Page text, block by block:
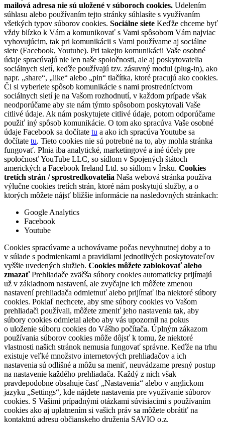
mailová adresa nie sú uložené v súboroch cookies. Udelením
súhlasu alebo používaním tejto stránky súhlasíte s využívaním
všetkých typov súborov cookies. Sociálne siete Keďže chceme byť
vždy blízko k Vám a komunikovať s Vami spôsobom Vám najviac
vyhovujúcim, tak pri komunikácii s Vami používame aj sociálne
siete (Facebook, Youtube). Pri takejto komunikácii Vaše osobné
údaje spracúvajú nie len naše spoločnosti, ale aj poskytovatelia
sociálnych sietí, keďže používajú tzv. zásuvný modul (plug-in), ako
napr. „share“, „like“ alebo „pin“ tlačítka, ktoré pracujú ako cookies.
Či si vyberiete spôsob komunikácie s nami prostredníctvom
sociálnych sietí je na Vašom rozhodnutí, v každom prípade však
neodporúčame aby ste nám týmto spôsobom poskytovali Vaše
citlivé údaje. Ak nám poskytujete citlivé údaje, potom odporúčame
použiť iný spôsob komunikácie. O tom ako spracúva Vaše osobné
údaje Facebook sa dočítate tu a ako ich spracúva Youtube sa
dočítate tu. Tieto cookies nie sú potrebné na to, aby mohla stránka
fungovať. Plnia iba analytické, marketingové a iné účely pre
spoločnosť YouTube LLC, so sídlom v Spojených štátoch
amerických a Facebook Ireland Ltd. so sídlom v Írsku. Cookies
tretích strán / sprostredkovatelia Naša webová stránka používa
výlučne cookies tretích strán, ktoré nám poskytujú služby, a o
ktorých môžete nájsť bližšie informácie na nasledovných stránkach:
Google Analytics
Facebook
Youtube
Cookies spracúvame a uchovávame počas nevyhnutnej doby a to
v súlade s podmienkami a pravidlami jednotlivých poskytovateľov
vyššie uvedených služieb. Cookies môžete zablokovať alebo
zmazaťPrehliadače zväčša súbory cookies automaticky prijímajú
už v základnom nastavení, ale zvyčajne ich môžete zmenou
nastavení prehliadača odmietnuť alebo prijímať iba niektoré súbory
cookies. Pokiaľ nechcete, aby sme súbory cookies vo Vašom
prehliadači používali, môžete zmeniť jeho nastavenia tak, aby
súbory cookies odmietal alebo aby vás upozornil na pokus
o uloženie súboru cookies do Vášho počítača. Úplným zákazom
používania súborov cookies môže dôjsť k tomu, že niektoré
vlastnosti našich stránok nemusia fungovať správne. Keďže na trhu
existuje veľké množstvo internetových prehliadačov a ich
nastavenia sú odlišné a môžu sa meniť, neuvádzame presný postup
na nastavenie každého prehliadača. Každý z nich však
pravdepodobne obsahuje časť „Nastavenia“ alebo v anglickom
jazyku „Settings“, kde nájdete nastavenia pre využívanie súborov
cookies. S Vašimi prípadnými otázkami súvisiacimi s používaním
cookies ako aj uplatnením si vašich práv sa môžete obrátiť na
kontaktnú adresu občianskeho druženia SAVIO o.z.